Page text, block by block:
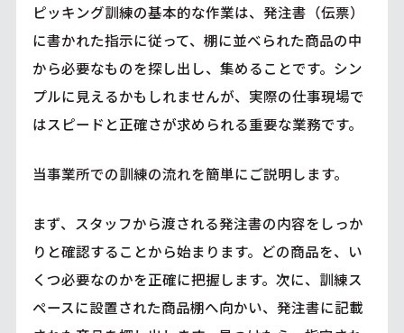
ピッキング訓練の基本的な作業は、発注書（伝票）
に書かれた指示に従って、棚に並べられた商品の中
から必要なものを探し出し、集めることです。シン
プルに見えるかもしれませんが、実際の仕事現場で
はスピードと正確さが求められる重要な業務です。
当事業所での訓練の流れを簡単にご説明します。
まず、スタッフから渡される発注書の内容をしっか
りと確認することから始まります。どの商品を、い
くつ必要なのかを正確に把握します。次に、訓練ス
ペースに設置された商品棚へ向かい、発注書に記載